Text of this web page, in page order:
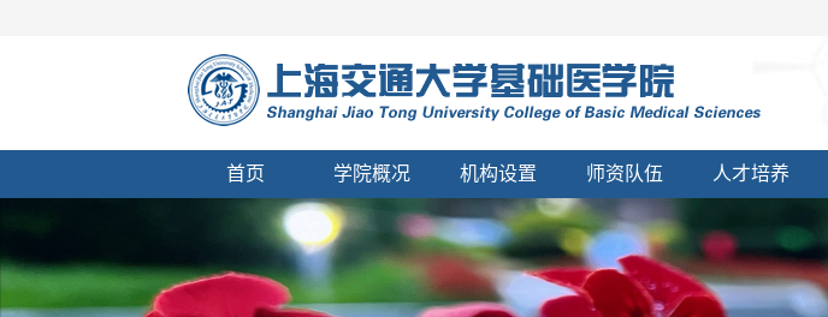
首页 学院概况 机构设置 师资队伍 人才培养